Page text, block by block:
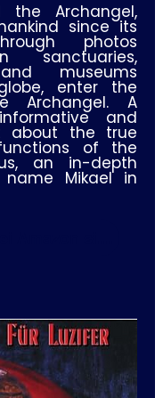
the Archangel,
since its
photos
sanctuaries,
museums
enter the
Archangel. A
and
about the true
of the
an in-depth
Mikael in